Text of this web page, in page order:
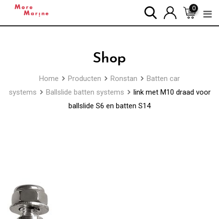
0
Shop
Home Producten Ronstan
Batten car
systems
Ballslide batten systems
link met M10 draad voor
ballslide S6 en batten S14